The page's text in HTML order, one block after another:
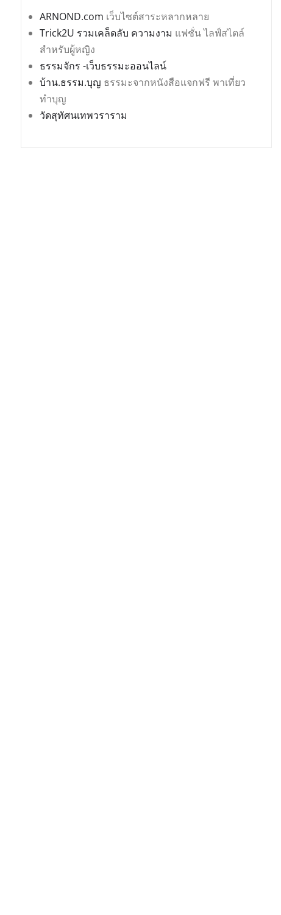
ARNOND.com เว็บไซต์สาระหลากหลาย
Trick2U รวมเคล็ดลับ ความงาม แฟชั่น ไลฟ์สไตล์
สำหรับผู้หญิง
ธรรมจักร -เว็บธรรมะออนไลน์
บ้าน.ธรรม.บุญ ธรรมะจากหนังสือแจกฟรี พาเที่ยว
ทำบุญ
วัดสุทัศนเทพวราราม